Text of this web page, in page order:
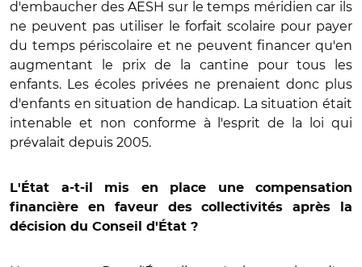
d'embaucher des AESH sur le temps méridien car ils
ne peuvent pas utiliser le forfait scolaire pour payer
du temps périscolaire et ne peuvent financer qu'en
augmentant le prix de la cantine pour tous les
enfants. Les écoles privées ne prenaient donc plus
d'enfants en situation de handicap. La situation était
intenable et non conforme à l'esprit de la loi qui
prévalait depuis 2005.
L'État a-t-il mis en place une compensation
financière en faveur des collectivités après la
décision du Conseil d'État ?